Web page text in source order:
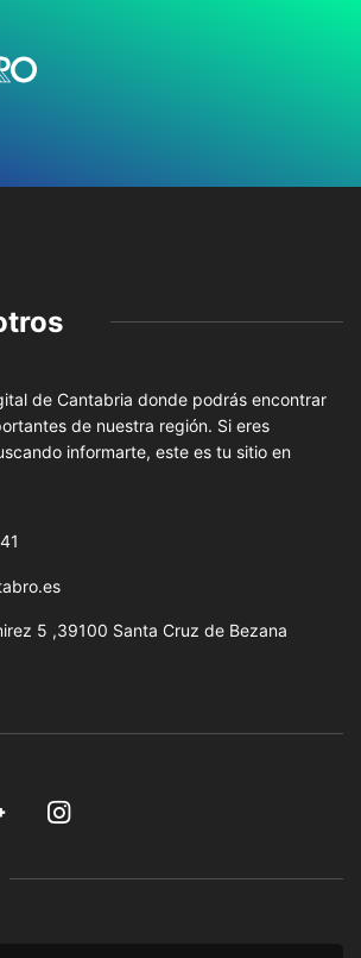
de Cantabria donde podrás encontrar
de nuestra región. Si eres
informarte, este es tu sitio en
5 ,39100 Santa Cruz de Bezana